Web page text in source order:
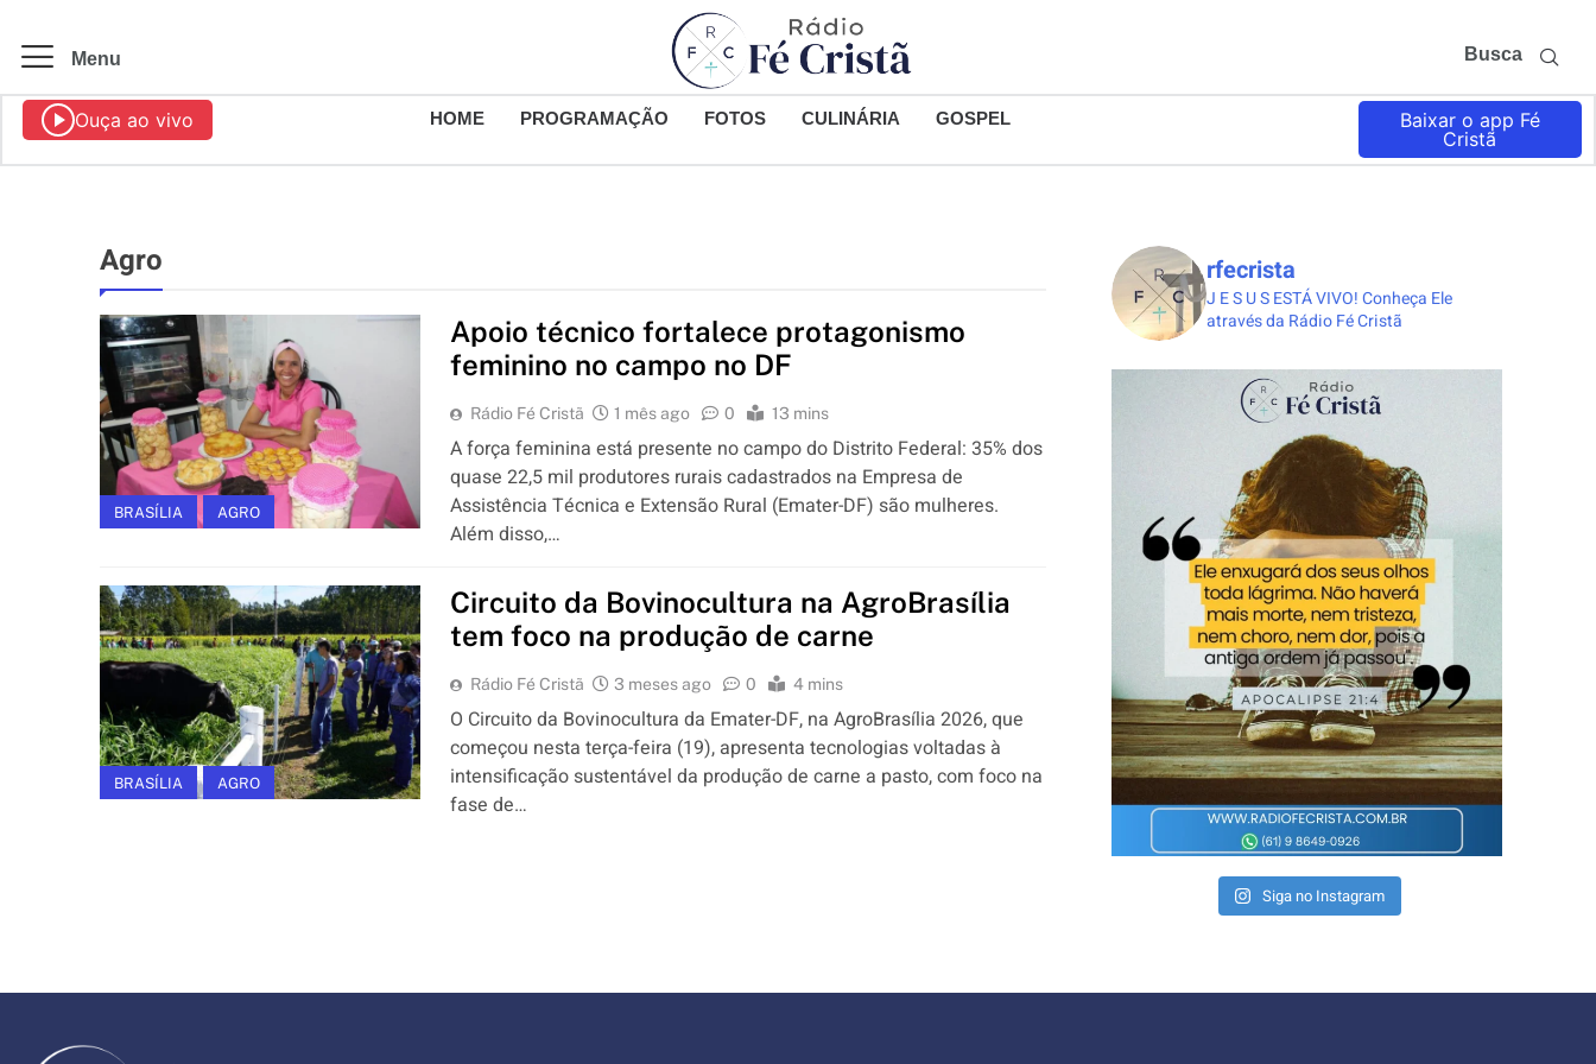
Menu Busca
Ouça ao vivo HOME PROGRAMAÇÃO FOTOS CULINÁRIA GOSPEL
Baixar o app Fé
Cristã
Agro
BRASÍLIA AGRO
Apoio técnico fortalece protagonismo
feminino no campo no DF
Rádio Fé Cristã 1 mês ago 0 13 mins
A força feminina está presente no campo do Distrito Federal: 35% dos
quase 22,5 mil produtores rurais cadastrados na Empresa de
Assistência Técnica e Extensão Rural (Emater-DF) são mulheres.
Além disso,…
BRASÍLIA AGRO
Circuito da Bovinocultura na AgroBrasília
tem foco na produção de carne
Rádio Fé Cristã 3 meses ago 0 4 mins
O Circuito da Bovinocultura da Emater-DF, na AgroBrasília 2026, que
começou nesta terça-feira (19), apresenta tecnologias voltadas à
intensificação sustentável da produção de carne a pasto, com foco na
fase de…
rfecrista
J E S U S ESTÁ VIVO!Conheça Ele
através da Rádio Fé Cristã
Siga no Instagram